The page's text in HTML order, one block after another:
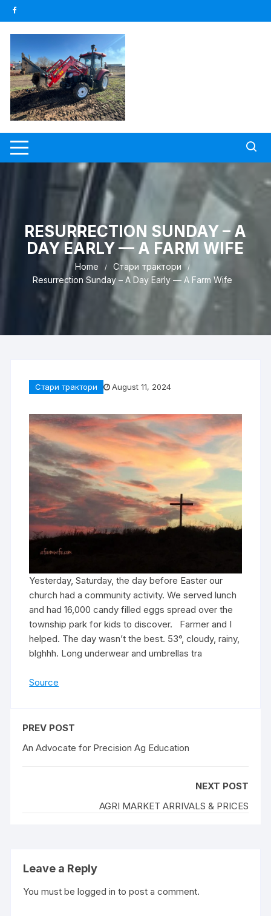
Skip
to
content
RESURRECTION SUNDAY – A
DAY EARLY — A FARM WIFE
Home
Стари трактори
Resurrection Sunday – A Day Early — A Farm Wife
Стари трактори August 11, 2024
Yesterday, Saturday, the day before Easter our
church had a community activity. We served lunch
and had 16,000 candy filled eggs spread over the
township park for kids to discover. Farmer and I
helped. The day wasn’t the best. 53°, cloudy, rainy,
blghhh. Long underwear and umbrellas tra
Source
PREV POST
An Advocate for Precision Ag Education
NEXT POST
AGRI MARKET ARRIVALS & PRICES
Leave a Reply
You must belogged in to post a comment.